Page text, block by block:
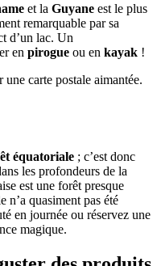
et la Guyane est le plus
remarquable par sa
d’un lac. Un
en pirogue ou en kayak !
une carte postale aimantée.
équatoriale ; c’est donc
les profondeurs de la
est une forêt presque
n’a quasiment pas été
en journée ou réservez une
magique.